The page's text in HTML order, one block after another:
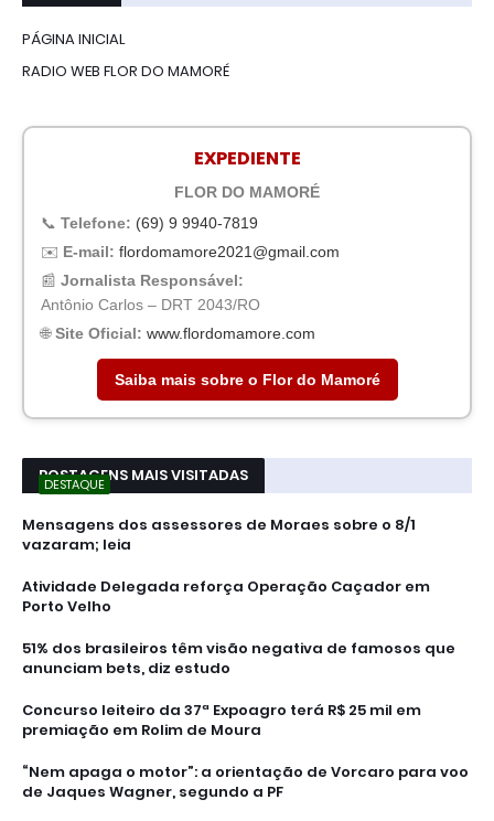
PÁGINA INICIAL
RADIO WEB FLOR DO MAMORÉ
EXPEDIENTE
FLOR DO MAMORÉ
📞 Telefone: (69) 9 9940-7819
✉️ E-mail: flordomamore2021@gmail.com
📰 Jornalista Responsável:
Antônio Carlos – DRT 2043/RO
🌐Site Oficial: www.flordomamore.com
Saiba mais sobre o Flor do Mamoré
POSTAGENS MAIS VISITADAS
DESTAQUE
Mensagens dos assessores de Moraes sobre o 8/1
vazaram; leia
Atividade Delegada reforça Operação Caçador em
Porto Velho
51% dos brasileiros têm visão negativa de famosos que
anunciam bets, diz estudo
Concurso leiteiro da 37ª Expoagro terá R$ 25 mil em
premiação em Rolim de Moura
“Nem apaga o motor”: a orientação de Vorcaro para voo
de Jaques Wagner, segundo a PF